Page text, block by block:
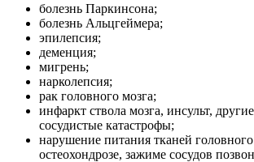
болезнь Паркинсона;
болезнь Альцгеймера;
эпилепсия;
деменция;
мигрень;
нарколепсия;
рак головного мозга;
инфаркт ствола мозга, инсульт,
сосудистые катастрофы;
нарушение питания тканей
остеохондрозе, зажиме сосудов